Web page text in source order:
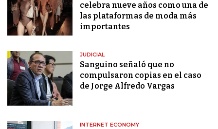
celebra nueve años como una de
las plataformas de moda más
importantes
JUDICIAL
Sanguino señaló que no
compulsaron copias en el caso
de Jorge Alfredo Vargas
INTERNET ECONOMY